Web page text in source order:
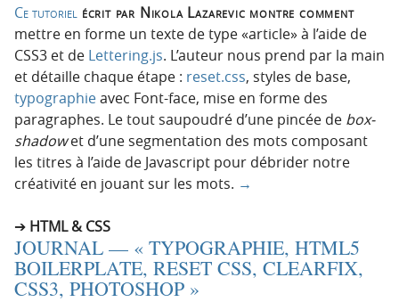
c
i
p
a
l
e
Ce tutoriel écrit par Nikola Lazarevic montre comment
mettre en forme un texte de type «article» à l’aide de
CSS3 et de Lettering.js. L’auteur nous prend par la main
et détaille chaque étape : reset.css, styles de base,
typographieavec Font-face, mise en forme des
paragraphes. Le tout saupoudré d’une pincée de box-
shadowet d’une segmentation des mots composant
les titres à l’aide de Javascript pour débrider notre
créativité en jouant sur les mots. →
HTML & CSS
JOURNAL — « TYPOGRAPHIE, HTML5
BOILERPLATE, RESET CSS, CLEARFIX,
CSS3, PHOTOSHOP »